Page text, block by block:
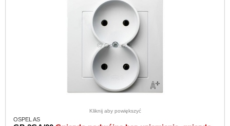
Kliknij aby powiększyć
OSPEL AS